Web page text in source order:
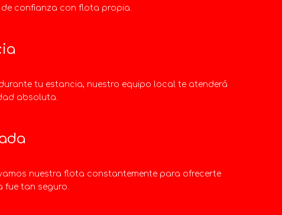
confianza con flota propia.
tu estancia, nuestro equipo local te atenderá
absoluta.
nuestra flota constantemente para ofrecerte
fue tan seguro.